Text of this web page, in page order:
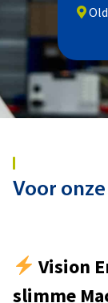
Voor
Vision
slimme